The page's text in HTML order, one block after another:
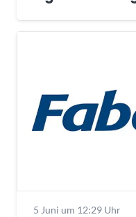
5 Juni um 12:29 Uhr